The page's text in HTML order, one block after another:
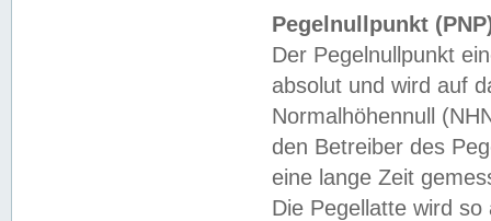
Pegelnullpunkt
Der Pegelnullpunkt
absolut und wird auf
Normalhöhennull
den Betreiber des
eine lange Zeit
Die Pegellatte wird